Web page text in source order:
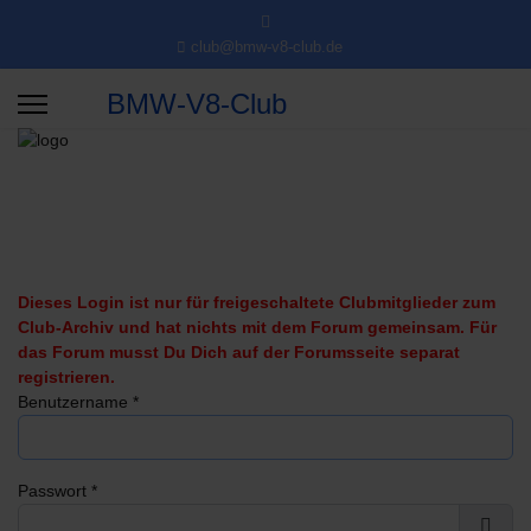
club@bmw-v8-club.de
BMW-V8-Club
Dieses Login ist nur für freigeschaltete Clubmitglieder zum
Club-Archiv und hat nichts mit dem Forum gemeinsam. Für
das Forum musst Du Dich auf der Forumsseite separat
registrieren.
Benutzername *
Passwort *